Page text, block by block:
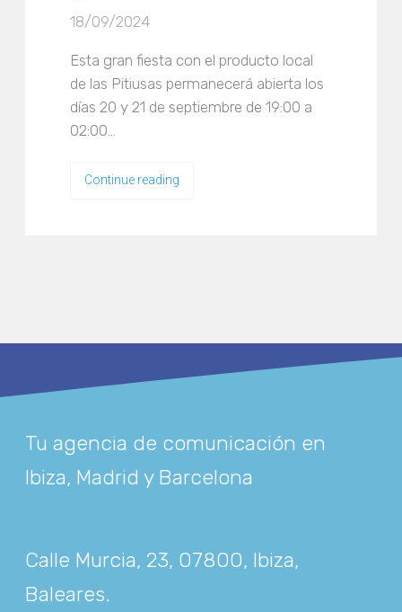
18/09/2024
Esta gran fiesta con el producto local
de las Pitiusas permanecerá abierta los
días 20 y 21 de septiembre de 19:00 a
02:00…
Continue reading
Tu agencia de comunicación en
Ibiza, Madrid y Barcelona
Calle Murcia, 23, 07800, Ibiza,
Baleares.